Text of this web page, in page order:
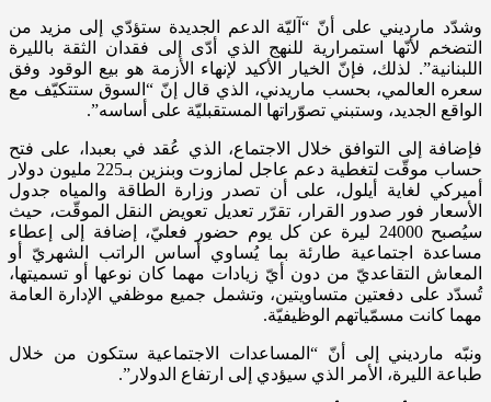
وشدّد مارديني على أنّ “آليّة الدعم الجديدة ستؤدّي إلى مزيد من
التضخم لأنّها استمرارية للنهج الذي أدّى إلى فقدان الثقة بالليرة
اللبنانية”. لذلك، فإنّ الخيار الأكيد لإنهاء الأزمة هو بيع الوقود وفق
سعره العالمي، بحسب ماريدني، الذي قال إنّ “السوق ستتكيّف مع
الواقع الجديد، وستبني تصوّراتها المستقبليّة على أساسه”.
فإضافة إلى التوافق خلال الاجتماع، الذي عُقد في بعبدا، على فتح
حساب موقّت لتغطية دعم عاجل لمازوت وبنزين بـ225 مليون دولار
أميركي لغاية أيلول، على أن تصدر وزارة الطاقة والمياه جدول
الأسعار فور صدور القرار، تقرّر تعديل تعويض النقل الموقّت، حيث
سيُصبح 24000 ليرة عن كل يوم حضور فعليّ، إضافة إلى إعطاء
مساعدة اجتماعية طارئة بما يُساوي أساس الراتب الشهريّ أو
المعاش التقاعديّ من دون أيّ زيادات مهما كان نوعها أو تسميتها،
تُسدّد على دفعتين متساويتين، وتشمل جميع موظفي الإدارة العامة
مهما كانت مسمّياتهم الوظيفيّة.
ونبّه مارديني إلى أنّ “المساعدات الاجتماعية ستكون من خلال
طباعة الليرة، الأمر الذي سيؤدي إلى ارتفاع الدولار”.